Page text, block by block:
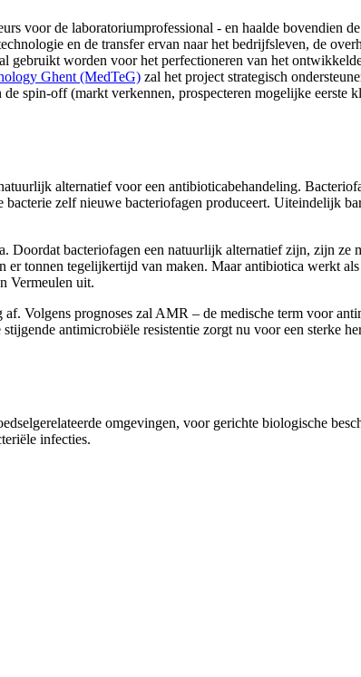
voor de laboratoriumprofessional - en haalde bovendien
en de transfer ervan naar het bedrijfsleven, de
worden voor het perfectioneren van het
Ghent (MedTeG) zal het project strategisch
spin-off (markt verkennen, prospecteren mogelijke eerste
alternatief voor een antibioticabehandeling.
zelf nieuwe bacteriofagen produceert. Uiteindelijk
bacteriofagen een natuurlijk alternatief zijn, zijn ze
tonnen tegelijkertijd van maken. Maar antibiotica werkt als
Vermeulen uit.
Volgens prognoses zal AMR – de medische term voor
antimicrobiële resistentie zorgt nu voor een sterke
omgevingen, voor gerichte biologische
infecties.